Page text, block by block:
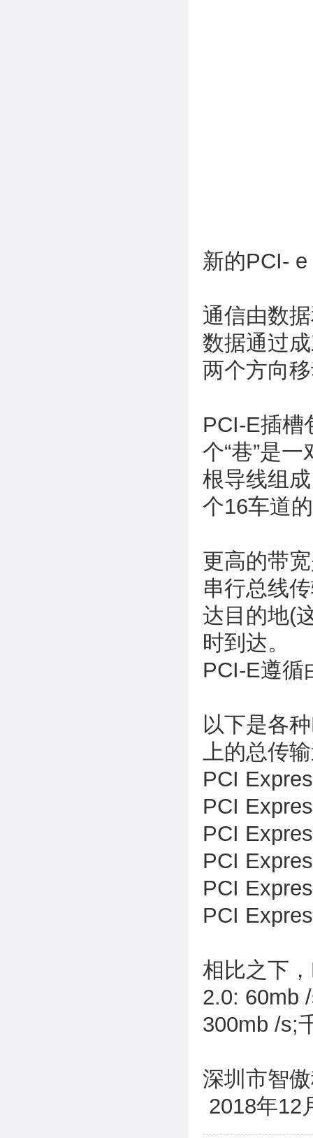
新的PCI-
通信由数
数据通过
两个方向
PCI-E插槽
个“巷”是
根导线组
个16车道
更高的带
串行总线
达目的地(
时到达。
PCI-E遵循
以下是各
上的总传
PCI
PCI
PCI
PCI
PCI
PCI
相比之下
2.0: 60mb
300mb /s;
深圳市智
2018年12